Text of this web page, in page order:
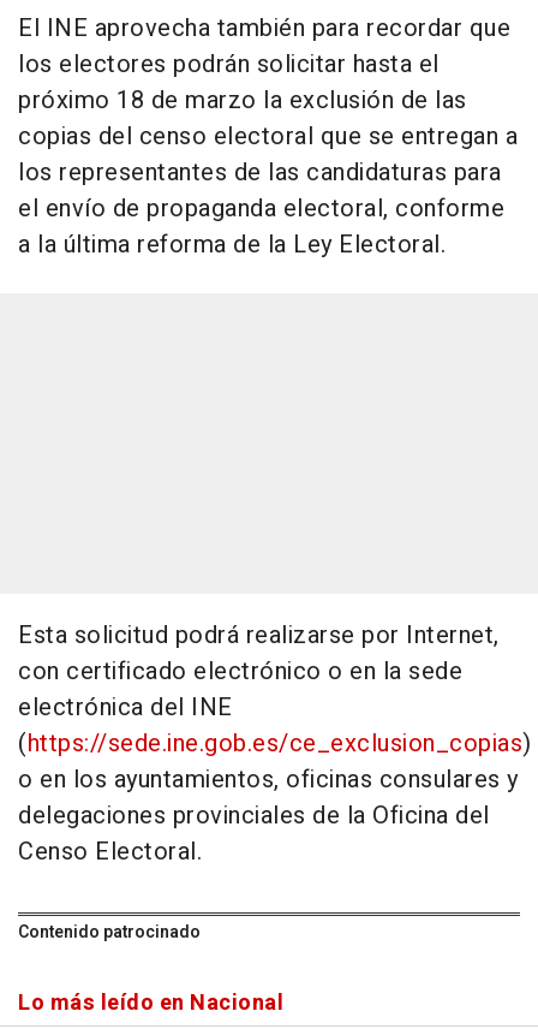
El INE aprovecha también para recordar que
los electores podrán solicitar hasta el
próximo 18 de marzo la exclusión de las
copias del censo electoral que se entregan a
los representantes de las candidaturas para
el envío de propaganda electoral, conforme
a la última reforma de la Ley Electoral.
Esta solicitud podrá realizarse por Internet,
con certificado electrónico o en la sede
electrónica del INE
(https://sede.ine.gob.es/ce_exclusion_copias)
o en los ayuntamientos, oficinas consulares y
delegaciones provinciales de la Oficina del
Censo Electoral.
Contenido patrocinado
Lo más leído en Nacional